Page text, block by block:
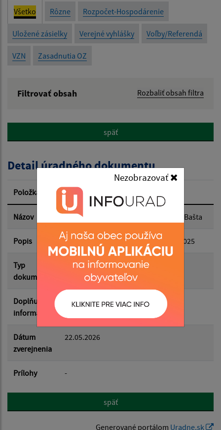
Nezobrazovať
Všetko Rôzne Rozpočet-Hospodárenie
Uložené zásielky Verejné vyhlášky Voľby/Referendá
VZN Zasadnutia OZ
Filtrovať obsah Rozbaliť obsah filtra
Popis:
Dátum zverejnenia od:
Dátum zverejnenia do:
Filtrovať Reset
späť
Detail úradného dokumentu
Položka Informácia
Názov Návrh záverečného účtu Obce Stará Bašta
Popis a rozpočtové hospodárenie za rok 2025
Typ
dokumentu
Rozpočet-Hospodárenie
Doplňujúce
informácie
Dátum
zverejnenia
22.05.2026
Prílohy -
späť
Generované portálom Uradne.sk